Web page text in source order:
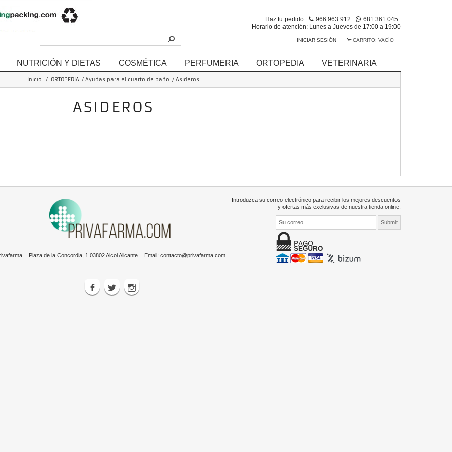
Haz tu pedido 966 963 912
681 361 045
Horario de atención: Lunes a Jueves de 17:00 a 19:00
CARRITO: VACÍO
INICIAR SESIÓN
NUTRICIÓN Y DIETAS COSMÉTICA PERFUMERIA ORTOPEDIA VETERINARIA
Inicio / ORTOPEDIA / Ayudas para el cuarto de baño / Asideros
ASIDEROS
Introduzca su correo electrónico para recibir los mejores descuentos
y ofertas más exclusivas de nuestra tienda online.
Plaza de la Concordia, 1 03802 Alcoi Alicante Email: contacto@privafarma.com